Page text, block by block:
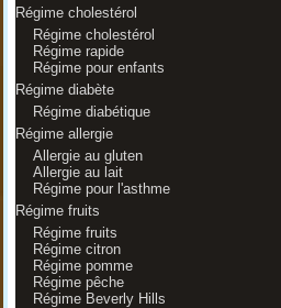
Régime cholestérol
Régime cholestérol
Régime rapide
Régime pour enfants
Régime diabète
Régime diabétique
Régime allergie
Allergie au gluten
Allergie au lait
Régime pour l'asthme
Régime fruits
Régime fruits
Régime citron
Régime pomme
Régime pêche
Régime Beverly Hills